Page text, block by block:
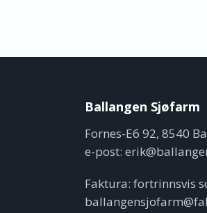
Ballangen Sjøfarm
Fornes-E6 92, 8540
e-post:
Faktura: fortrinnsvis